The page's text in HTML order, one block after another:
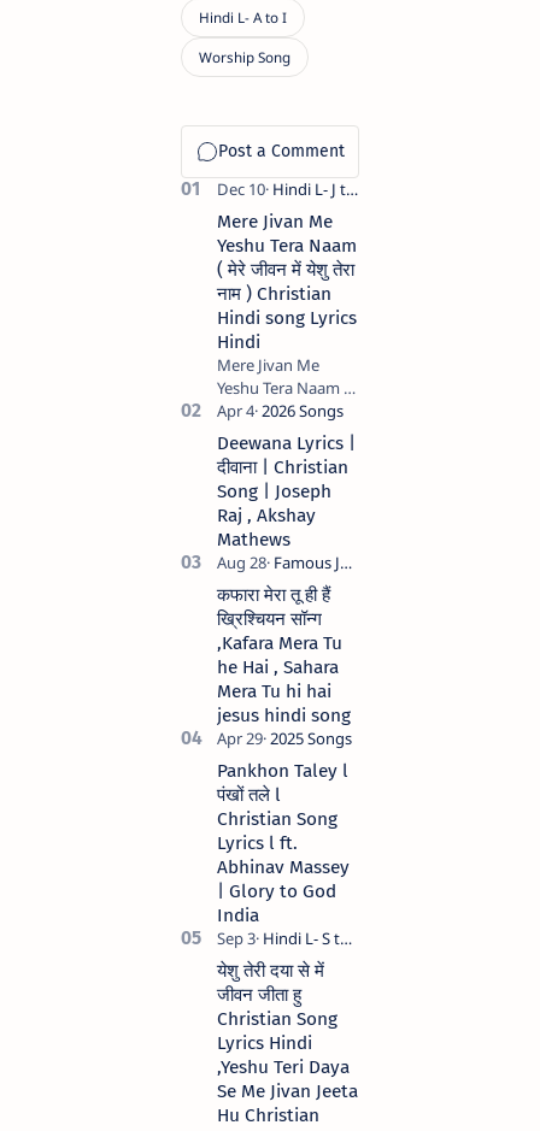
Mere Jivan Me
Yeshu Tera Naam
( मेरे जीवन में येशु तेरा
नाम ) Christian
Hindi song Lyrics
Hindi
Mere Jivan Me
Yeshu Tera Naam (
मेरे जीवन में येशु तेरा नाम )
Christian Hindi
song Lyrics Hindi
Anil Kant …
Deewana Lyrics |
दीवाना | Christian
Song | Joseph
Raj , Akshay
Mathews
कफारा मेरा तू ही हैं
ख्रिश्चियन सॉन्ग
,Kafara Mera Tu
he Hai , Sahara
Mera Tu hi hai
jesus hindi song
Pankhon Taley l
पंखों तले l
Christian Song
Lyrics l ft.
Abhinav Massey
| Glory to God
India
येशु तेरी दया से में
जीवन जीता हु
Christian Song
Lyrics Hindi
,Yeshu Teri Daya
Se Me Jivan Jeeta
Hu Christian